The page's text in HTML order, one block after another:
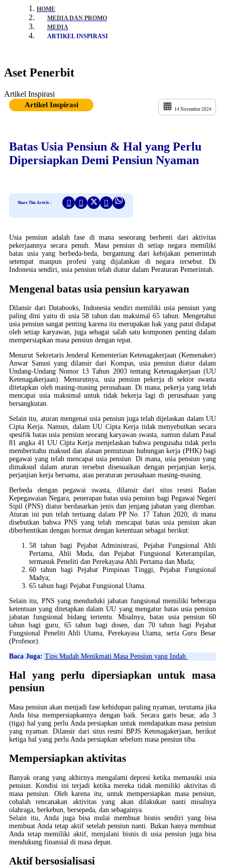
HOME
MEDIA DAN PROMO
MEDIA
ARTIKEL INSPIRASI
Aset Penerbit
Artikel Inspirasi
Artikel Inspirasi
14 November 2024
Batas Usia Pensiun & Hal yang Perlu
Dipersiapkan Demi Pensiun Nyaman
Share This Article :
Usia pensiun adalah fase di mana seseorang berhenti dari aktivitas
pekerjaannya secara penuh. Masa pensiun di setiap negara memiliki
batas usia yang berbeda-beda, bergantung dari kebijakan pemerintah
setempat maupun profesi yang dijalankan di negara tersebut. Di
Indonesia sendiri, usia pensiun telah diatur dalam Peraturan Pemerintah.
Mengenal batas usia pensiun karyawan
Dilansir dari Databooks, Indonesia sendiri memiliki usia pensiun yang
paling dini yaitu di usia 58 tahun dan maksimal 65 tahun. Mengetahui
usia pensiun sangat penting karena itu merupakan hak yang patut didapat
oleh setiap karyawan, juga sebagai salah satu komponen penting dalam
mempersiapkan masa pensiun dengan tepat.
Menurut Sekretaris Jenderal Kementerian Ketenagakerjaan (Kemenaker)
Anwar Sanusi yang dilansir dari Kompas, usia pensiun diatur dalam
Undang-Undang Nomor 13 Tahun 2003 tentang Ketenagakerjaan (UU
Ketenagakerjaan). Menurutnya, usia pensiun pekerja di sektor swasta
ditetapkan oleh masing-masing perusahaan. Di mana, pekerja yang telah
mencapai usia maksimal untuk tidak bekerja lagi di perusahaan yang
bersangkutan.
Selain itu, aturan mengenai usia pensiun juga telah dijelaskan dalam UU
Cipta Kerja. Namun, dalam UU Cipta Kerja tidak menyebutkan secara
spesifik batas usia pensiun seorang karyawan swasta, namun dalam Pasal
81 angka 41 UU Cipta Kerja menjelaskan bahwa pengusaha tidak perlu
memberitahu maksud dan alasan pemutusan hubungan kerja (PHK) bagi
pegawai yang telah mencapai usia pensiun. Di mana, usia pensiun yang
dimaksud dalam aturan tersebut disesuaikan dengan perjanjian kerja,
perjanjian kerja bersama, atau peraturan perusahaan masing-masing.
Berbeda dengan pegawai swasta, dilansir dari situs resmi Badan
Kepegawaian Negara, penerapan batas usia pensiun bagi Pegawai Negeri
Sipil (PNS) diatur berdasarkan jenis dan jenjang jabatan yang diemban.
Aturan ini pun telah tertuang dalam PP No. 17 Tahun 2020, di mana
disebutkan bahwa PNS yang telah mencapai batas usia pensiun akan
diberhentikan dengan hormat dengan ketentuan sebagai berikut:
58 tahun bagi Pejabat Administrasi, Pejabat Fungsional Ahli
Pertama, Ahli Muda, dan Pejabat Fungsional Keterampilan,
termasuk Peneliti dan Perekayasa Ahli Pertama dan Muda;
60 tahun bagi Pejabat Pimpinan Tinggi, Pejabat Fungsional
Madya;
65 tahun bagi Pejabat Fungsional Utama.
Selain itu, PNS yang menduduki jabatan fungsional memiliki beberapa
ketentuan yang ditetapkan dalam UU yang mengatur batas usia pensiun
jabatan fungsional bidang tertentu. Misalnya, batas usia pensiun 60
tahun bagi guru, 65 tahun bagi dosen, dan 70 tahun bagi Pejabat
Fungsional Peneliti Ahli Utama, Perekayasa Utama, serta Guru Besar
(Profesor).
Baca Juga: Tips Mudah Menikmati Masa Pensiun yang Indah
Hal yang perlu dipersiapkan untuk masa
pensiun
Masa pensiun akan menjadi fase kehidupan paling nyaman, terutama jika
Anda bisa mempersiapkannya dengan baik. Secara garis besar, ada 3
(tiga) hal yang perlu Anda persiapkan untuk mendapatkan masa pensiun
yang nyaman. Dilansir dari situs resmi BPJS Ketenagakerjaan, berikut
ketiga hal yang perlu Anda persiapkan sebelum masa pensiun tiba.
Mempersiapkan aktivitas
Banyak orang yang akhirnya mengalami depresi ketika memasuki usia
pensiun. Kondisi ini terjadi ketika mereka tidak memiliki aktivitas di
masa pensiun. Oleh karena itu, untuk mempersiapkan masa pensiun,
cobalah rencanakan aktivitas yang akan dilakukan nanti misalnya
olahraga, berkebun, bersepeda, dan sebagainya.
Selain itu, Anda juga bisa mulai membuat bisnis sendiri yang bisa
membuat Anda tetap aktif setelah pensiun nanti. Bukan hanya membuat
Anda tetap memiliki aktif, menjalani bisnis di usia pensiun juga bisa
mendukung finansial di masa depan.
Aktif bersosialisasi